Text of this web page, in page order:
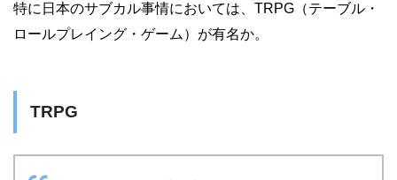
特に日本のサブカル事情においては、TRPG（テーブル・
ロールプレイング・ゲーム）が有名か。
TRPG